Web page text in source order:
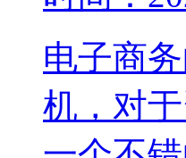
电子商
机，对